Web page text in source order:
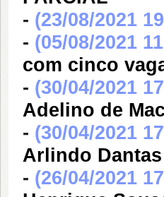
- (23/08/2021
- (05/08/2021
com cinco
- (30/04/2021
Adelino de
- (30/04/2021
Arlindo Dantas
- (26/04/2021